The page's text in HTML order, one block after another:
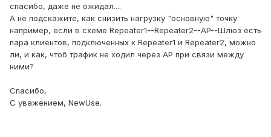
спасибо, даже не ожидал....
А не подскажите, как снизить нагрузку "основную" точку:
например, если в схеме Repeater1--Repeater2--AP--Шлюз есть
пара клиентов, подключенных к Repeater1 и Repeater2, можно
ли, и как, чтоб трафик не ходил через AP при связи между
ними?
Спасибо,
С уважением, NewUse.